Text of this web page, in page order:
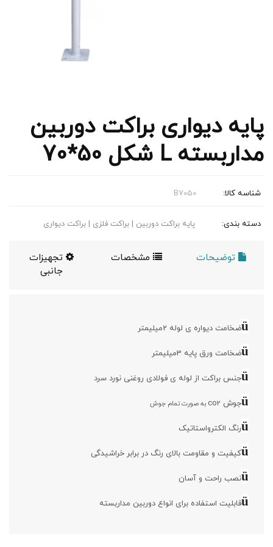
پایه دیواری براکت دوربین
مداربسته L شکل 50*70
شناسه کالا: B7050
دسته بندی: پایه براکت دوربین | براکت فلزی | براکت دیواری
توضیحات مشخصات
تجهیزات
جانبی
üضخامت دیواره ی لوله 2میلیمتر
üضخامت ورق پایه 3میلیمتر
üجنس براکت از لوله ی فولادی روغنی نورد سرد
üجوش co 2 به صورت تمام جوش
üرنگ الکترواستاتیک
üکیفیت و مقاومت بالای رنگ در برابر خراشیدگی
üنصب راحت و آسان
üقابلیت استفاده برای انواع دوربین مداربسته